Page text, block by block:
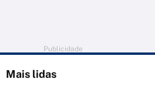
Publicidade
Mais lidas